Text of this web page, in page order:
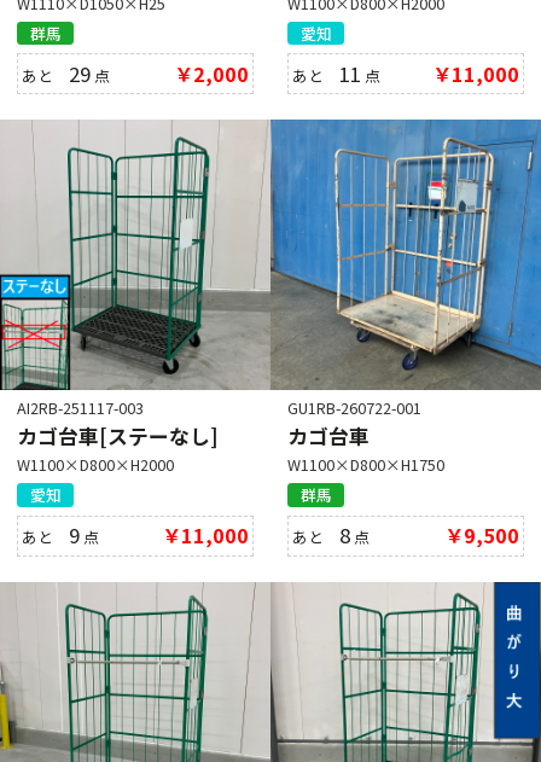
群馬
あと 29 点 ￥2,000
愛知
あと 11 点 ￥11,000
AI2RB-251117-003
カゴ台車[ステーなし]
W1100×D800×H2000
愛知
あと 9 点 ￥11,000
GU1RB-260722-001
カゴ台車
W1100×D800×H1750
群馬
あと 8 点 ￥9,500